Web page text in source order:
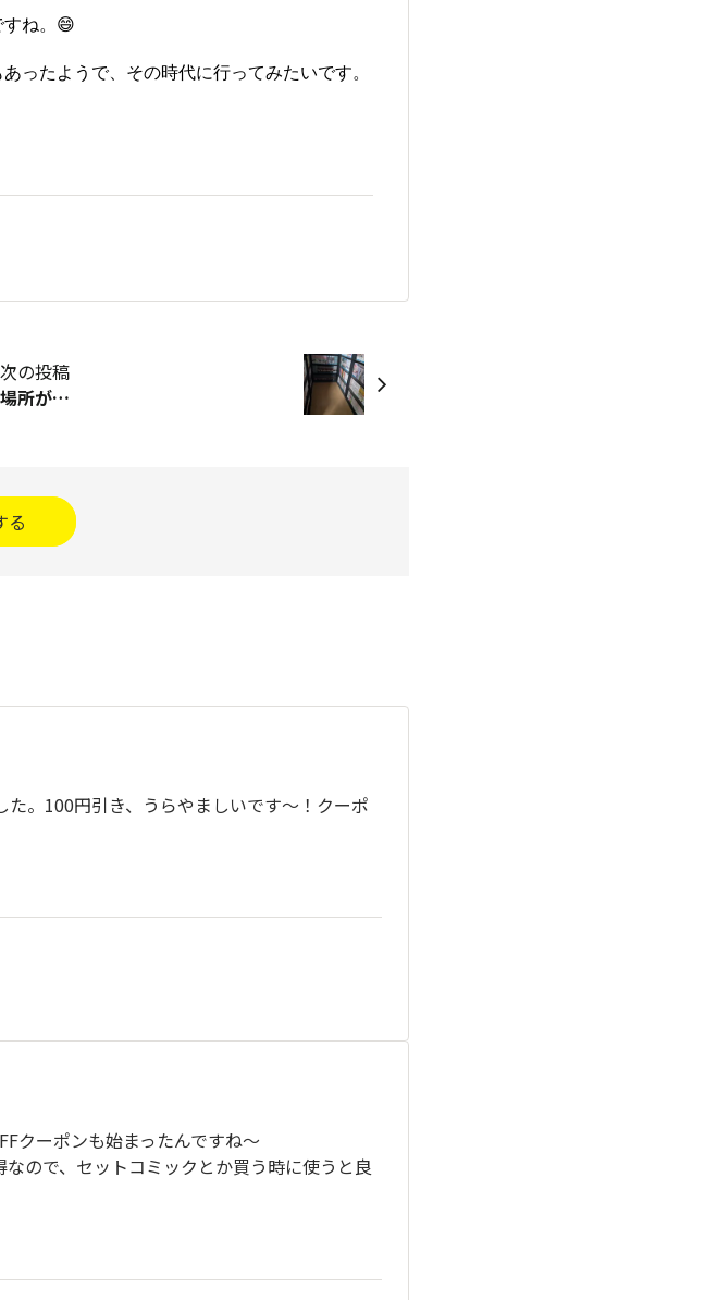
ね。😄
ったようで、その時代に行ってみたいです。
次の投稿
場所が…
る
。100円引き、うらやましいです〜！クーポ
クーポンも始まったんですね〜
ので、セットコミックとか買う時に使うと良